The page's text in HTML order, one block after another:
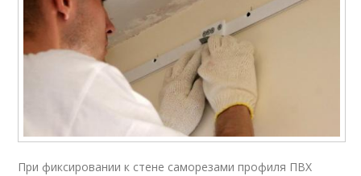
При фиксировании к стене саморезами профиля ПВХ